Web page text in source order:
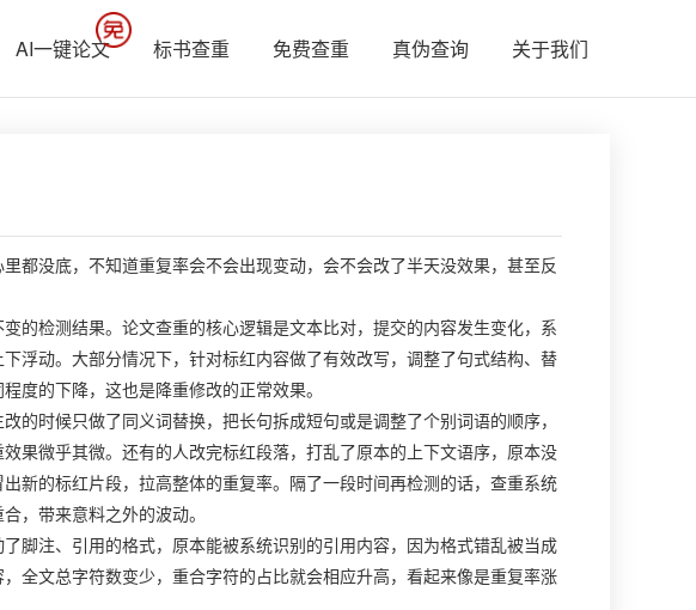
AI一键论文 标书查重 免费查重 真伪查询 关于我们
都没底，不知道重复率会不会出现变动，会不会改了半天没效果，甚至反
的检测结果。论文查重的核心逻辑是文本比对，提交的内容发生变化，系
浮动。大部分情况下，针对标红内容做了有效改写，调整了句式结构、替
度的下降，这也是降重修改的正常效果。
的时候只做了同义词替换，把长句拆成短句或是调整了个别词语的顺序，
果微乎其微。还有的人改完标红段落，打乱了原本的上下文语序，原本没
新的标红片段，拉高整体的重复率。隔了一段时间再检测的话，查重系统
，带来意料之外的波动。
脚注、引用的格式，原本能被系统识别的引用内容，因为格式错乱被当成
全文总字符数变少，重合字符的占比就会相应升高，看起来像是重复率涨